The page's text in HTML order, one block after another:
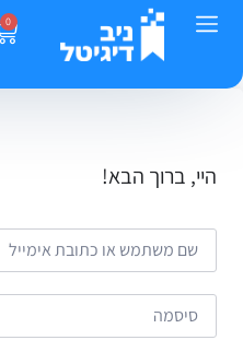
0
היי, ברוך הבא!